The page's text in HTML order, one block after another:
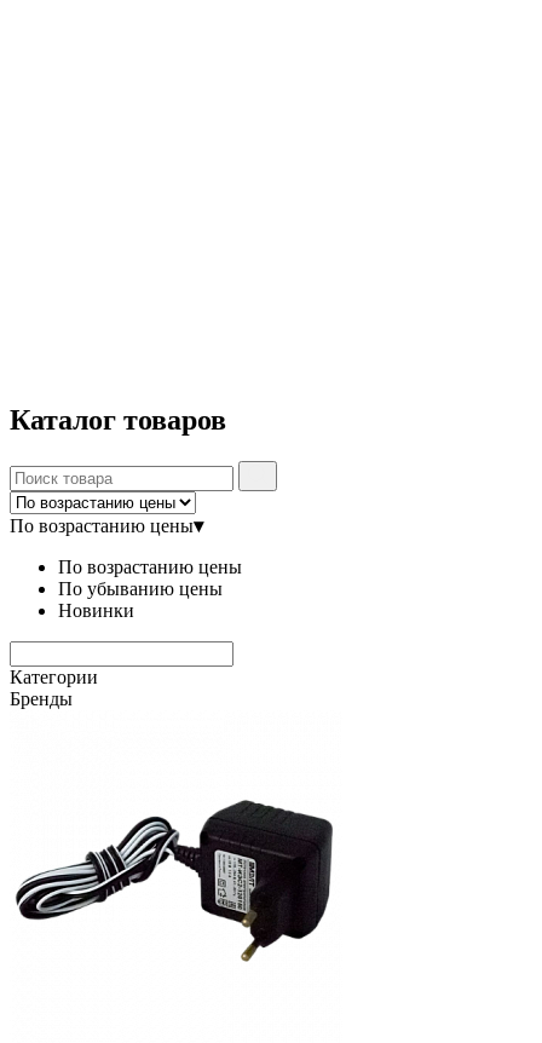
Каталог товаров
По возрастанию цены▾
По возрастанию цены
По убыванию цены
Новинки
Категории
Бренды